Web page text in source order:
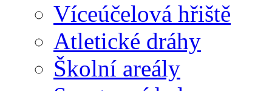
Víceúčelová hřiště
Atletické dráhy
Školní areály